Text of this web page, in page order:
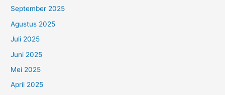
September 2025
Agustus 2025
Juli 2025
Juni 2025
Mei 2025
April 2025